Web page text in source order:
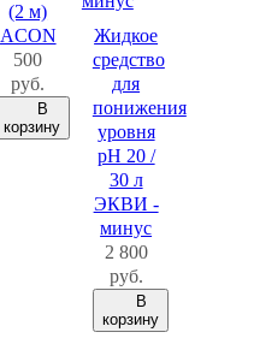
(2 м)
ACON
500
руб.
В
корзину
Жидкое
средство
для
понижения
уровня
рН 20 /
30 л
ЭКВИ -
минус
2 800
руб.
В
корзину